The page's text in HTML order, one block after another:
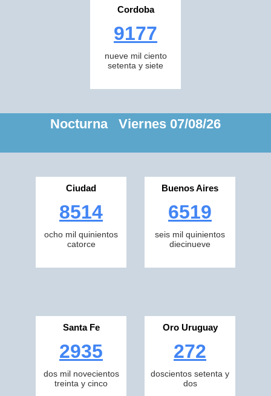
Cordoba
9177
nueve mil ciento
setenta y siete
Nocturna Viernes 07/08/26
Ciudad
8514
ocho mil quinientos
catorce
Buenos Aires
6519
seis mil quinientos
diecinueve
Santa Fe
2935
dos mil novecientos
treinta y cinco
Oro Uruguay
272
doscientos setenta y
dos